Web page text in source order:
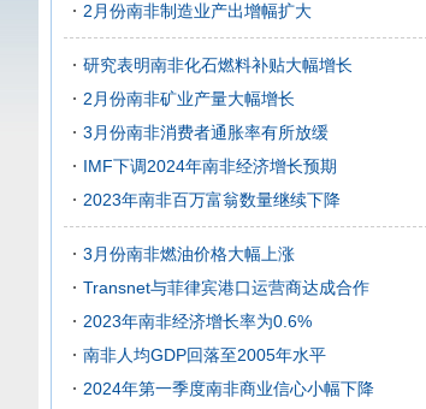
2月份南非制造业产出增幅扩大
研究表明南非化石燃料补贴大幅增长
2月份南非矿业产量大幅增长
3月份南非消费者通胀率有所放缓
IMF下调2024年南非经济增长预期
2023年南非百万富翁数量继续下降
3月份南非燃油价格大幅上涨
Transnet与菲律宾港口运营商达成合作
2023年南非经济增长率为0.6%
南非人均GDP回落至2005年水平
2024年第一季度南非商业信心小幅下降